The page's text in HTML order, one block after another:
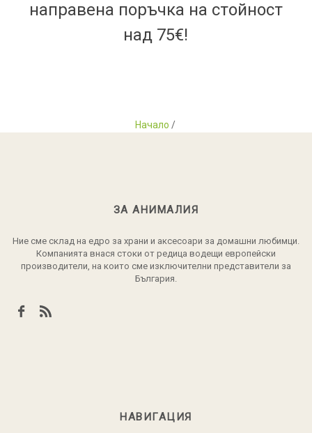
направена поръчка на стойност
над 75€!
Начало /
ЗА АНИМАЛИЯ
Ние сме склад на едро за храни и аксесоари за домашни любимци.
Компанията внася стоки от редица водещи европейски
производители, на които сме изключителни представители за
България.
НАВИГАЦИЯ